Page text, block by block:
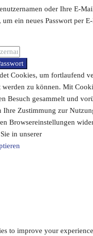
oder Ihre E-
ein neues Passwort per
Cookies, um fortlaufend
zu können. Mit
Besuch gesammelt und
Ihre Zustimmung zur
Browsereinstellungen
in unserer
to improve your